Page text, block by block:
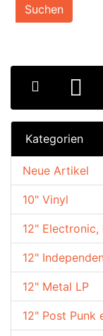
Suchen
Kategorien
10" Vinyl
12"
12"
12" Metal LP
12" Post Punk
Neue Artikel